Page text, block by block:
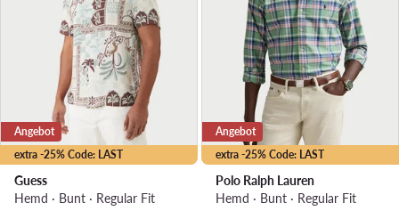
extra -25% Code: LAST
Angebot
Guess
Hemd · Bunt · Regular Fit
extra -25% Code: LAST
Angebot
Polo Ralph Lauren
Hemd · Bunt · Regular Fit